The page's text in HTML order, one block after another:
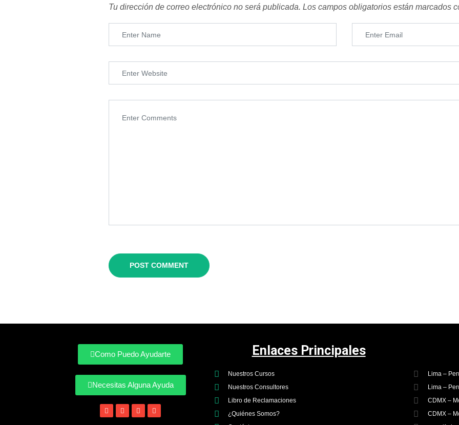
Tu dirección de correo electrónico no será publicada. Los campos obligatorios están marcados
Como Puedo Ayudarte
Necesitas Alguna Ayuda
Enlaces Principales
Nuestros Cursos
Nuestros Consultores
Libro de Reclamaciones
¿Quiénes Somos?
Lima –
Lima –
CDMX –
CDMX –